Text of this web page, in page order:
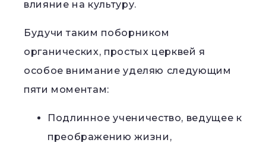
влияние на культуру.
Будучи таким поборником
органических, простых церквей я
особое внимание уделяю следующим
пяти моментам:
Подлинное ученичество, ведущее к
преображению жизни,